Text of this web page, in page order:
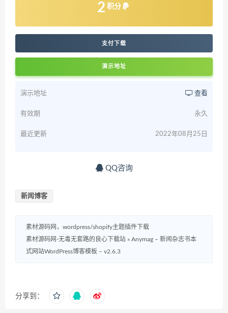
2 积分
支付下载
演示地址
演示地址 查看
有效期 永久
最近更新 2022年08月25日
QQ咨询
新闻博客
素材源码网，wordpress/shopify主题插件下载
素材源码网-无毒无套路的良心下载站 » Anymag – 新闻杂志书本
式网站WordPress博客模板 – v2.6.3
分享到：